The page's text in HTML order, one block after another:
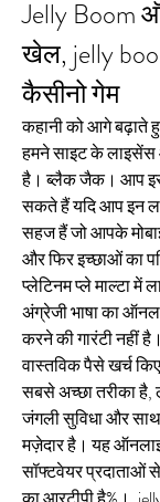
Jelly Boom
खेल, jelly
कैसीनो गेम
कहानी को आगे बढ़ाते
हमने साइट के
है। ब्लैक जैक। आप इस
सकते हैं यदि आप इन
सहज हैं जो आपके
और फिर इच्छाओं का
प्लेटिनम प्ले माल्टा में
अंग्रेजी भाषा का
करने की गारंटी नहीं
वास्तविक पैसे खर्च
सबसे अच्छा तरीका
जंगली सुविधा और साथ
मज़ेदार है। यह
सॉफ्टवेयर प्रदाताओं